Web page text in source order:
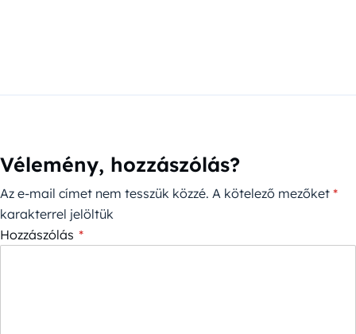
Vélemény, hozzászólás?
Az e-mail címet nem tesszük közzé. A kötelező mezőket *
karakterrel jelöltük
Hozzászólás *